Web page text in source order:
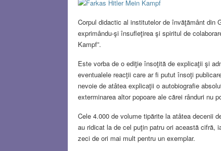
Corpul didactic al institutelor de învăţământ din
exprimându-şi însufleţirea şi spiritul de
Kampf”.
Este vorba de o ediţie însoţită de explicaţii şi
eventualele reacţii care ar fi putut însoţi
nevoie de atâtea explicaţii o autobiografie
exterminarea altor popoare ale cărei rânduri nu
Cele 4.000 de volume tipărite la atâtea decenii
au ridicat la de cel puţin patru ori această cifră,
zeci de ori mai mult pentru un exemplar.